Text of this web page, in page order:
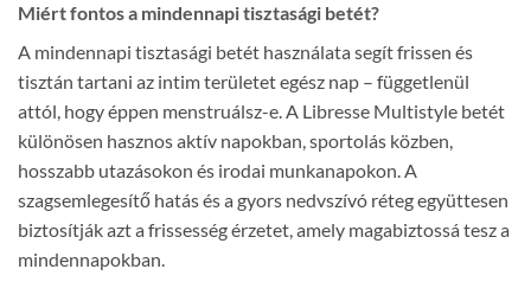
Miért fontos a mindennapi tisztasági betét?
A mindennapi tisztasági betét használata segít frissen és
tisztán tartani az intim területet egész nap – függetlenül
attól, hogy éppen menstruálsz-e. A Libresse Multistyle betét
különösen hasznos aktív napokban, sportolás közben,
hosszabb utazásokon és irodai munkanapokon. A
szagsemlegesítő hatás és a gyors nedvszívó réteg együttesen
biztosítják azt a frissesség érzetet, amely magabiztossá tesz a
mindennapokban.